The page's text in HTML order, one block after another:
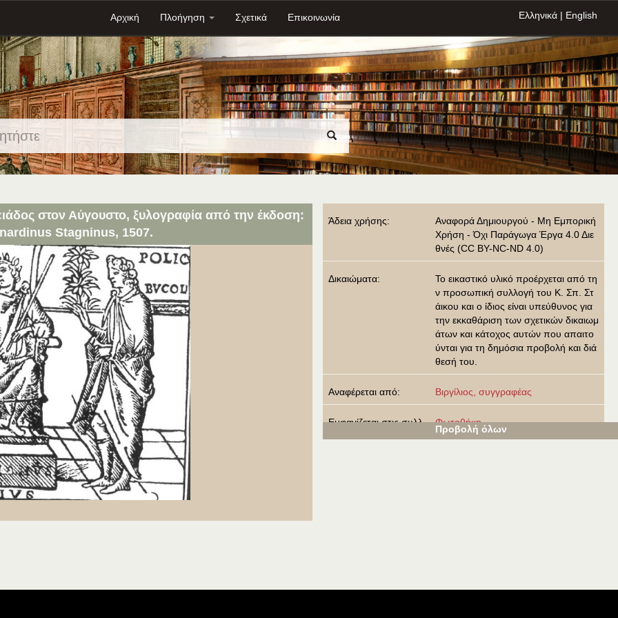
Αρχική Πλοήγηση Σχετικά Επικοινωνία Ελληνικά | English
στον Αύγουστο, ξυλογραφία από την έκδοση:
Stagninus, 1507.
Άδεια χρήσης:
Αναφορά Δημιουργού - Μη Εμπορική
Χρήση - Όχι Παράγωγα Έργα 4.0 Διε
θνές (CC BY-NC-ND 4.0)
Δικαιώματα:
Το εικαστικό υλικό προέρχεται από τη
ν προσωπική συλλογή του Κ. Σπ. Στ
άικου και ο ίδιος είναι υπεύθυνος για
την εκκαθάριση των σχετικών δικαιωμ
άτων και κάτοχος αυτών που απαιτο
ύνται για τη δημόσια προβολή και διά
θεσή του.
Αναφέρεται από: Βιργίλιος, συγγραφέας
Εμφανίζεται στις συλλ
Φωτοθήκη
Προβολή όλων